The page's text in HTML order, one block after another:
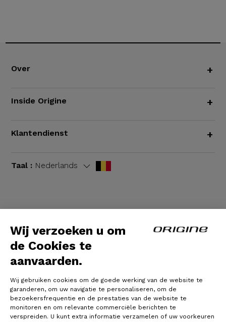
Wij verzoeken u om
de Cookies te
aanvaarden.
Wij gebruiken cookies om de goede werking van de website te
garanderen, om uw navigatie te personaliseren, om de
bezoekersfrequentie en de prestaties van de website te
monitoren en om relevante commerciële berichten te
verspreiden. U kunt extra informatie verzamelen of uw voorkeuren
Over +
Inside Origine +
Klantendienst +
Taal : Nederlands
© Origine Cycles